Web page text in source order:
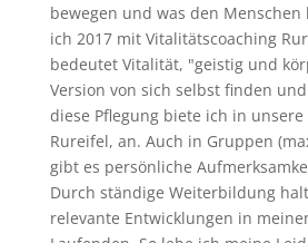
bewegen und was den Menschen
ich 2017 mit Vitalitätscoaching
bedeutet Vitalität, "geistig und
Version von sich selbst finden
diese Pflegung biete ich in unsere
Rureifel, an. Auch in Gruppen
gibt es persönliche
Durch ständige Weiterbildung
relevante Entwicklungen in